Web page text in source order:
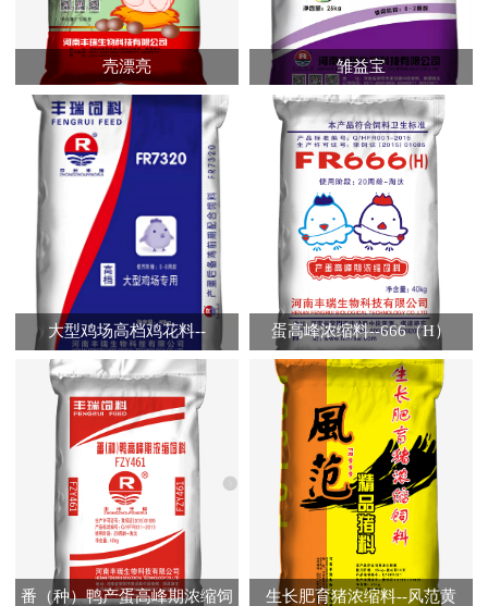
壳漂亮 雏益宝
大型鸡场高档鸡花料--
FR7320（A）
蛋高峰浓缩料--666（H）
番（种）鸭产蛋高峰期浓缩饲 生长肥育猪浓缩料--风范黄